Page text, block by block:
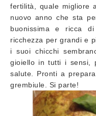
fertilità, quale migliore
nuovo anno che sta
buonissima e ricca
ricchezza per grandi e
i suoi chicchi
gioiello in tutti i sensi,
salute. Pronti a
grembiule. Si parte!